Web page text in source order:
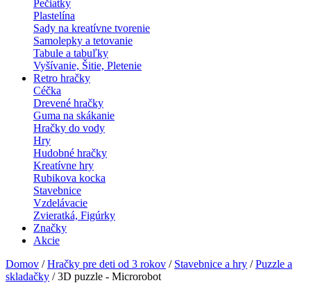
Pečiatky
Plastelína
Sady na kreatívne tvorenie
Samolepky a tetovanie
Tabule a tabuľky
Vyšívanie, Šitie, Pletenie
Retro hračky
Céčka
Drevené hračky
Guma na skákanie
Hračky do vody
Hry
Hudobné hračky
Kreatívne hry
Rubikova kocka
Stavebnice
Vzdelávacie
Zvieratká, Figúrky
Značky
Akcie
Domov /Hračky pre deti od 3 rokov / Stavebnice a hry /Puzzle a
skladačky / 3D puzzle - Microrobot